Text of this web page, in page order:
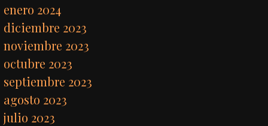
enero 2024
diciembre 2023
noviembre 2023
octubre 2023
septiembre 2023
agosto 2023
julio 2023